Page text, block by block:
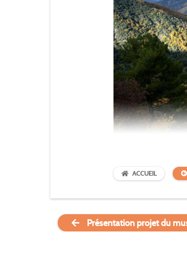
ACCUEIL
Présentation projet du